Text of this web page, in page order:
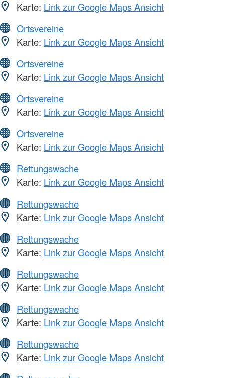
Karte: Link zur Google Maps Ansicht
Ortsvereine
Karte: Link zur Google Maps Ansicht
Ortsvereine
Karte: Link zur Google Maps Ansicht
Ortsvereine
Karte: Link zur Google Maps Ansicht
Ortsvereine
Karte: Link zur Google Maps Ansicht
Rettungswache
Karte: Link zur Google Maps Ansicht
Rettungswache
Karte: Link zur Google Maps Ansicht
Rettungswache
Karte: Link zur Google Maps Ansicht
Rettungswache
Karte: Link zur Google Maps Ansicht
Rettungswache
Karte: Link zur Google Maps Ansicht
Rettungswache
Karte: Link zur Google Maps Ansicht